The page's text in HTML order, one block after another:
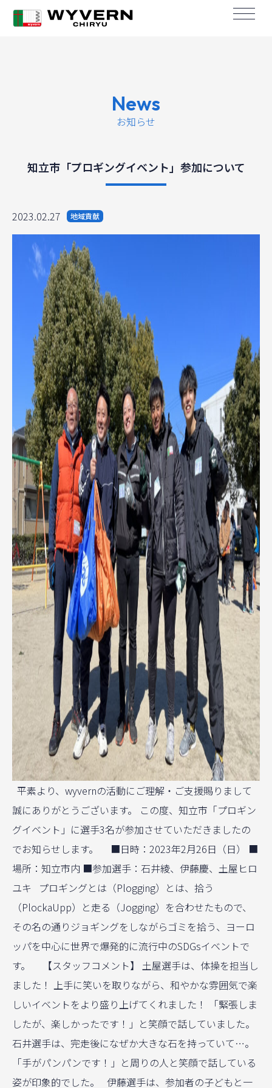
News
お知らせ
知立市「プロギングイベント」参加について
2023.02.27 地域貢献
平素より、wyvernの活動にご理解・ご支援賜りまして
誠にありがとうございます。 この度、知立市「プロギン
グイベント」に選手3名が参加させていただきましたの
でお知らせします。 ■日時：2023年2月26日（日） ■
場所：知立市内 ■参加選手：石井綾、伊藤慶、土屋ヒロ
ユキ プロギングとは（Plogging）とは、拾う
（PlockaUpp）と走る（Jogging）を合わせたもので、
その名の通りジョギングをしながらゴミを拾う、ヨーロ
ッパを中心に世界で爆発的に流行中のSDGsイベントで
す。 【スタッフコメント】 土屋選手は、体操を担当し
ました！ 上手に笑いを取りながら、和やかな雰囲気で楽
しいイベントをより盛り上げてくれました！ 「緊張しま
したが、楽しかったです！」と笑顔で話していました。
石井選手は、完走後になぜか大きな石を持っていて…。
「手がパンパンです！」と周りの人と笑顔で話している
姿が印象的でした。 伊藤選手は、参加者の子どもと一